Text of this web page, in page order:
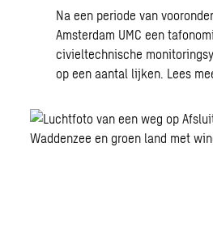
Na een periode van
Amsterdam UMC een
civieltechnische
op een aantal lijken. Lees